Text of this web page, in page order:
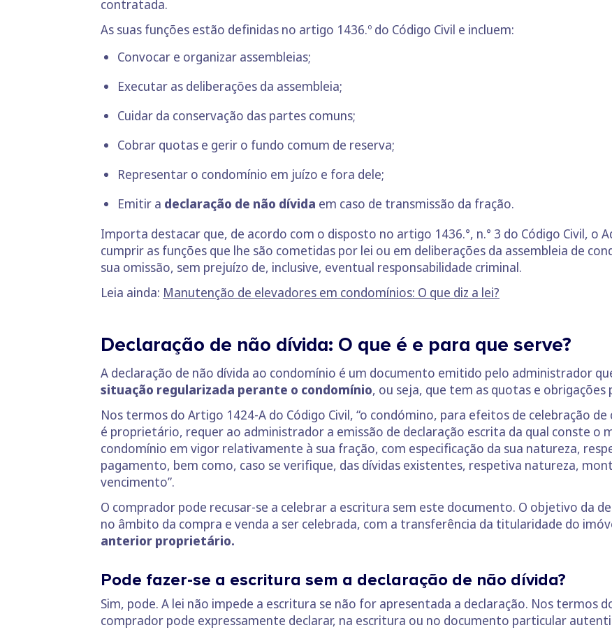
contratada.
As suas funções estão definidas no artigo 1436.º do Código Civil e incluem:
Convocar e organizar assembleias;
Executar as deliberações da assembleia;
Cuidar da conservação das partes comuns;
Cobrar quotas e gerir o fundo comum de reserva;
Representar o condomínio em juízo e fora dele;
Emitir a declaração de não dívida em caso de transmissão da fração.
Importa destacar que, de acordo com o disposto no artigo 1436.°, n.° 3 do Código Civil, o
cumprir as funções que lhe são cometidas por lei ou em deliberações da assembleia de
sua omissão, sem prejuízo de, inclusive, eventual responsabilidade criminal.
Leia ainda: Manutenção de elevadores em condomínios: O que diz a lei?
Declaração de não dívida: O que é e para que serve?
A declaração de não dívida ao condomínio é um documento emitido pelo administrador
situação regularizada perante o condomínio, ou seja, que tem as quotas e
Nos termos do Artigo 1424-A do Código Civil, “o condómino, para efeitos de celebração
é proprietário, requer ao administrador a emissão de declaração escrita da qual conste o
condomínio em vigor relativamente à sua fração, com especificação da sua natureza,
pagamento, bem como, caso se verifique, das dívidas existentes, respetiva natureza,
vencimento”.
O comprador pode recusar-se a celebrar a escritura sem este documento. O objetivo da
no âmbito da compra e venda a ser celebrada, com a transferência da titularidade do
anterior proprietário.
Pode fazer-se a escritura sem a declaração de não dívida?
Sim, pode. A lei não impede a escritura se não for apresentada a declaração. Nos termos
comprador pode expressamente declarar, na escritura ou no documento particular